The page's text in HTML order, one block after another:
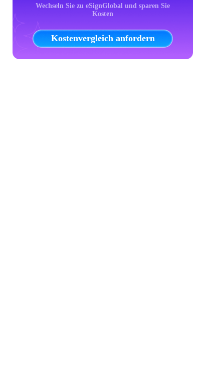
Wechseln Sie zu eSignGlobal und sparen Sie
Kosten
Kostenvergleich anfordern